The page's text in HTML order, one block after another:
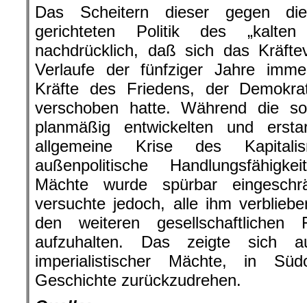
Kräfte des Friedens, der
verschoben hatte. Während die
planmäßig entwickelten und
allgemeine Krise des
außenpolitische
Mächte wurde spürbar
versuchte jedoch, alle ihm
den weiteren
aufzuhalten. Das zeigte sich
imperialistischer Mächte, in
Geschichte zurückzudrehen.
Quelle:
Lehrbuch „Geschichte“ für die
Volkseigener Verlag,
(Zwischenüberschriften eingefügt)